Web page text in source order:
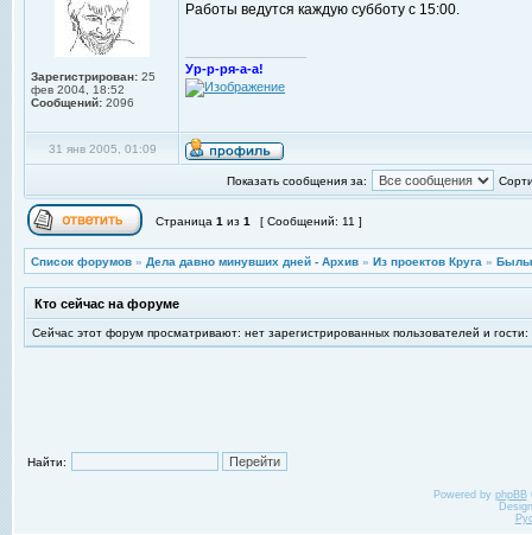
Зарегистрирован: 25
фев 2004, 18:52
Сообщений: 2096
Работы ведутся каждую субботу с 15:00.
Ур-р-ря-а-а!
31 янв 2005, 01:09
Показать сообщения за:
Страница 1 из 1 [ Сообщений: 11 ]
Список форумов » Дела давно минувших дней - Архив » Из проектов Круга »
Кто сейчас на форуме
Сейчас этот форум просматривают: нет зарегистрированных пользователей и гости:
Найти:
Powered by phpBB